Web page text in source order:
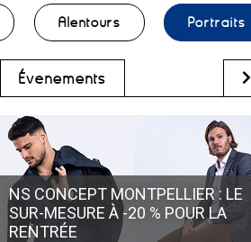
Alentours Portraits
Évènements
NS CONCEPT MONTPELLIER : LE
SUR-MESURE À -20 % POUR LA
RENTRÉE